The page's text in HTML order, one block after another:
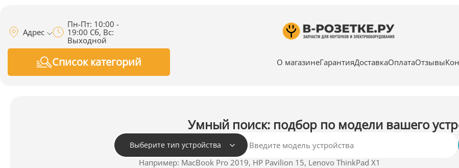
Адрес
Пн-Пт: 10:00 -
19:00 Сб, Вс:
Выходной
Список категорий О магазинеГарантияДоставкаОплатаОтзывы
Умный поиск: подбор по модели вашего
Выберите тип устройства
Например: MacBook Pro 2019, HP Pavilion 15, Lenovo ThinkPad X1